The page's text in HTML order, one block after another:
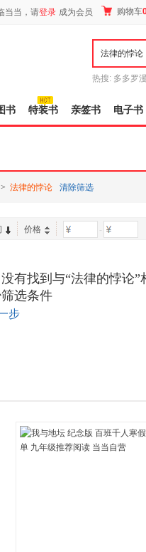
当当，请登录 成为会员 购物车
热搜: 多多罗
书 特装书 亲签书 电子书
> 法律的悖论 清除筛选
价格 -
有找到与“法律的悖论
选条件
步